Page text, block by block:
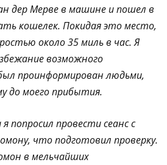
дер Мерве в машине и пошел в
кошелек. Покидая это место,
около 35 миль в час. Я
возможного
проинформирован людьми,
до моего прибытия.
я попросил провести сеанс с
что подготовил проверку.
в мельчайших